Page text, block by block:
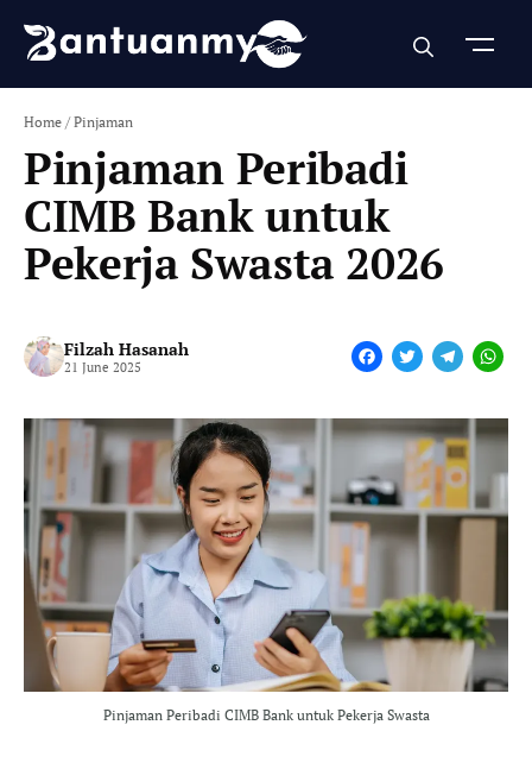
content
Home /Pinjaman
Pinjaman Peribadi
CIMB Bank untuk
Pekerja Swasta 2026
Filzah Hasanah
21 June 2025
F
c
b
o
k
T
i
t
e
r
T
l
g
r
W
a
A
Pinjaman Peribadi CIMB Bank untuk Pekerja Swasta